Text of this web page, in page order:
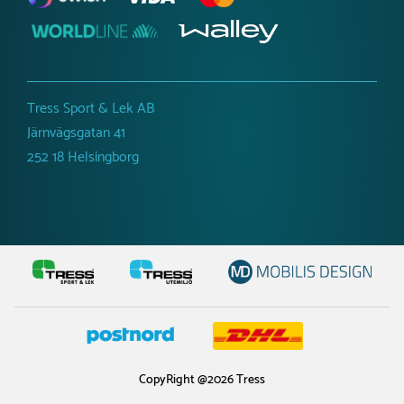
Tress Sport & Lek AB
Järnvägsgatan 41
252 18 Helsingborg
CopyRight @2026 Tress